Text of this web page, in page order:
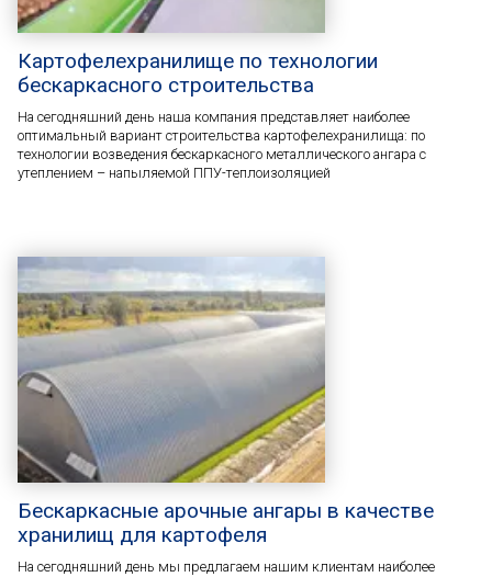
Картофелехранилище по технологии
бескаркасного строительства
На сегодняшний день наша компания представляет наиболее
оптимальный вариант строительства картофелехранилища: по
технологии возведения бескаркасного металлического ангара с
утеплением – напыляемой ППУ-теплоизоляцией
Бескаркасные арочные ангары в качестве
хранилищ для картофеля
На сегодняшний день мы предлагаем нашим клиентам наиболее